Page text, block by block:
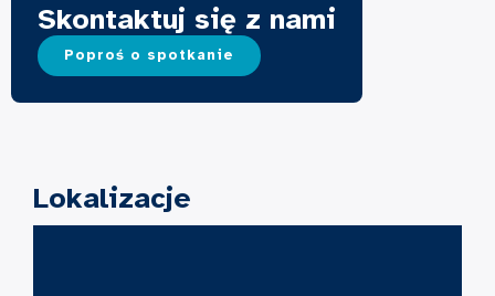
Skontaktuj się z nami
Poproś o spotkanie
Lokalizacje